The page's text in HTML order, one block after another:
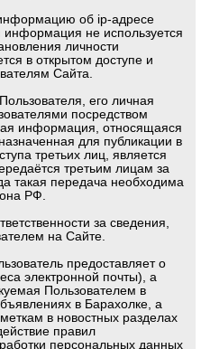
об ip-адресе
не используется
личности
в открытом доступе и
Сайта.
его личная
посредством
информация, относящаяся
для публикации в
третьих лиц, является
третьим лицам за
такая передача необходима
РФ.
за сведения,
на Сайте.
предоставляет о
электронной почты), а
Пользователем в
в Барахолке, а
в новостных разделах
правил
персональных данных